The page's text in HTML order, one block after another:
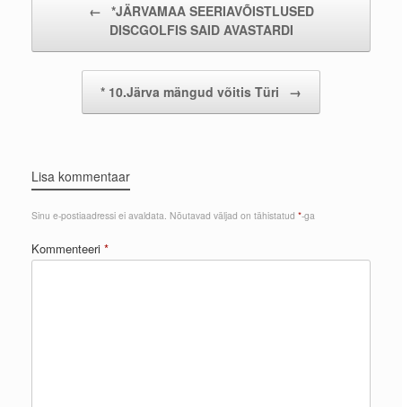
← *JÄRVAMAA SEERIAVÕISTLUSED
DISCGOLFIS SAID AVASTARDI
* 10.Järva mängud võitis Türi →
Lisa kommentaar
Sinu e-postiaadressi ei avaldata. Nõutavad väljad on tähistatud *-ga
Kommenteeri *